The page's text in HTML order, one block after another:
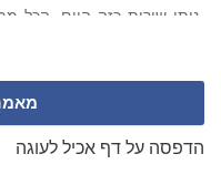
נותן שירות כזה היום, הכל
דניאל מכפר סבא
הדפסה על דף אכיל לעוגה